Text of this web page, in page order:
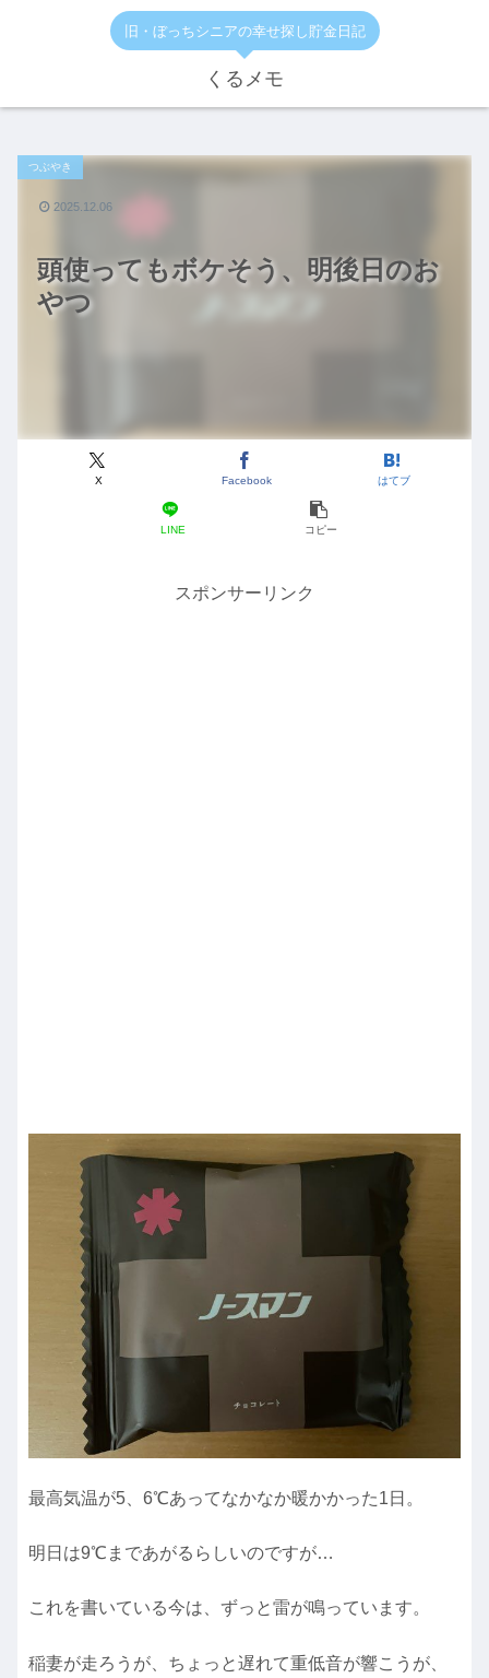
旧・ぼっちシニアの幸せ探し貯金日記
くるメモ
頭使ってもボケそう、明後日のお
やつ
つぶやき
X Facebook はてブ
LINE コピー
2025.12.06
スポンサーリンク
最高気温が5、6℃あってなかなか暖かかった1日。
明日は9℃まであがるらしいのですが…
これを書いている今は、ずっと雷が鳴っています。
稲妻が走ろうが、ちょっと遅れて重低音が響こうが、